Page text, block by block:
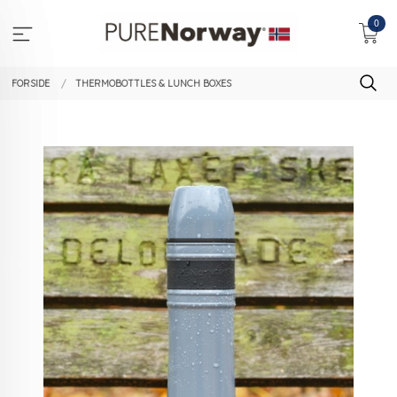
innholdet
0
FORSIDE THERMOBOTTLES & LUNCH BOXES